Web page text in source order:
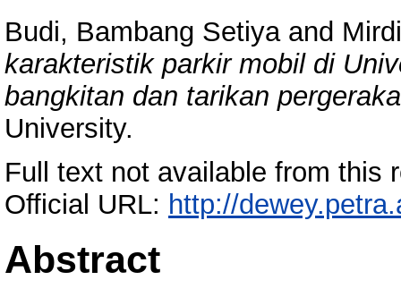
Budi, Bambang Setiyaand
karakteristik parkir mobil di
bangkitan dan tarikan
University.
Full text not available from this
Official URL: http://
Abstract